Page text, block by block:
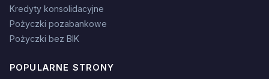
Kredyty konsolidacyjne
Pożyczki pozabankowe
Pożyczki bez BIK
POPULARNE STRONY